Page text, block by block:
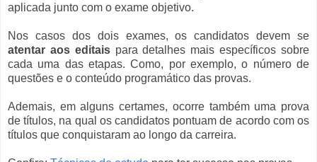
aplicada junto com o exame objetivo.
Nos casos dos dois exames, os candidatos devem se
atentar aos editaispara detalhes mais específicos sobre
cada uma das etapas. Como, por exemplo, o número de
questões e o conteúdo programático das provas.
Ademais, em alguns certames, ocorre também uma prova
de títulos, na qual os candidatos pontuam de acordo com os
títulos que conquistaram ao longo da carreira.